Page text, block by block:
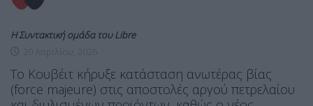
Η Συντακτική ομάδα του Libre
Το Κουβέιτ κήρυξε κατάσταση ανωτέρας βίας
(force majeure) στις αποστολές αργού πετρελαίου